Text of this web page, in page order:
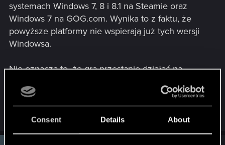
Consent Details About
systemach Windows 7, 8 i 8.1 na Steamie oraz
Windows 7 na GOG.com. Wynika to z faktu, że
powyższe platformy nie wspierają już tych wersji
Windowsa.
Nie oznacza to, że gra przestanie działać na
mogą wystąpić problemy, których nie będziemy w
stanie zaadresować.